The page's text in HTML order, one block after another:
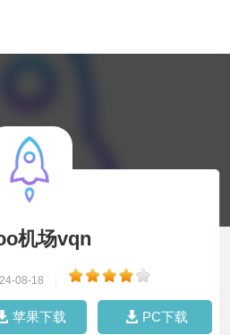
机场vqn
08-18
苹果下载 PC下载